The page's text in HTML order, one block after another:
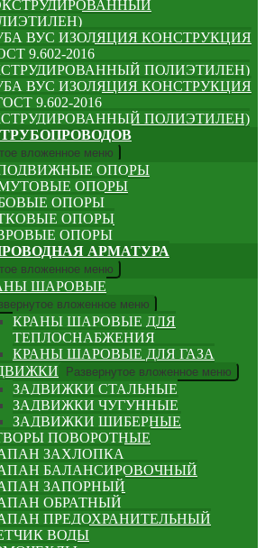
ВУС ИЗОЛЯЦИЯ КОНСТРУКЦИЯ
9.602-2016
ПОЛИЭТИЛЕН)
ВУС ИЗОЛЯЦИЯ КОНСТРУКЦИЯ
9.602-2016
ПОЛИЭТИЛЕН)
вложенное меню
ОПОРЫ
ОПОРЫ
ОПОРЫ
ОПОРЫ
ОПОРЫ
АРМАТУРА
вложенное меню
ШАРОВЫЕ
вложенное меню
КРАНЫ ШАРОВЫЕ ДЛЯ
ТЕПЛОСНАБЖЕНИЯ
КРАНЫ ШАРОВЫЕ ДЛЯ ГАЗА
Развернутое вложенное меню
ЗАДВИЖКИ СТАЛЬНЫЕ
ЗАДВИЖКИ ЧУГУННЫЕ
ЗАДВИЖКИ ШИБЕРНЫЕ
ПОВОРОТНЫЕ
ЗАХЛОПКА
БАЛАНСИРОВОЧНЫЙ
ЗАПОРНЫЙ
ОБРАТНЫЙ
ПРЕДОХРАНИТЕЛЬНЫЙ
ВОДЫ